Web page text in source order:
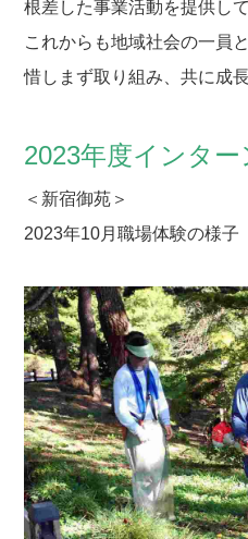
根差した事業活動を提供し
これからも地域社会の一員
惜しまず取り組み、共に成
2023年度インタ
＜新宿御苑＞
2023年10月職場体験の様子